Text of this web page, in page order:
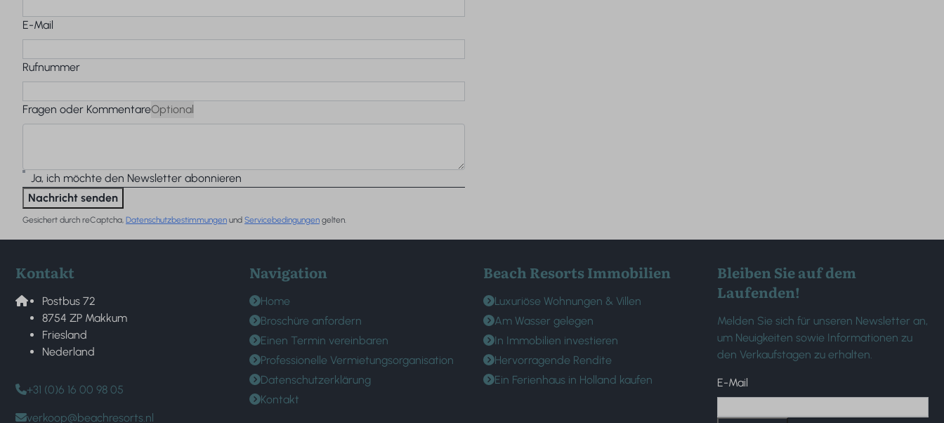
E-Mail
Rufnummer
Fragen oder KommentareOptional
Ja, ich möchte den Newsletter abonnieren
Nachricht senden
Gesichert durch reCaptcha, Datenschutzbestimmungen undServicebedingungen gelten.
Kontakt
Postbus 72
8754 ZP Makkum
Friesland
Nederland
+31 (0)6 16 00 98 05
verkoop@beachresorts.nl
Navigation
Home
Broschüre anfordern
Einen Termin vereinbaren
Professionelle Vermietungsorganisation
Datenschutzerklärung
Kontakt
Beach Resorts Immobilien
Luxuriöse Wohnungen & Villen
Am Wasser gelegen
In Immobilien investieren
Hervorragende Rendite
Ein Ferienhaus in Holland kaufen
Bleiben Sie auf dem
Laufenden!
Melden Sie sich für unseren Newsletter an,
um Neuigkeiten sowie Informationen zu
den Verkaufstagen zu erhalten.
E-Mail